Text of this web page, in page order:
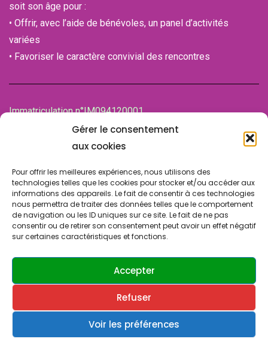
Gérer le consentement
aux cookies
Pour offrir les meilleures expériences, nous utilisons des
technologies telles que les cookies pour stocker et/ou accéder aux
informations des appareils. Le fait de consentir à ces technologies
nous permettra de traiter des données telles que le comportement
de navigation ou les ID uniques sur ce site. Le fait de ne pas
consentir ou de retirer son consentement peut avoir un effet négatif
sur certaines caractéristiques et fonctions.
Accepter
Refuser
Voir les préférences
soit son âge pour :
• Offrir, avec l’aide de bénévoles, un panel d’activités
variées
• Favoriser le caractère convivial des rencontres
Immatriculation n°IM094120001
de la Chambre des associations (CDA)
94100 SAINT-MAUR-DES-FOSSES
Design & Développement par
Politique de confidentialité
Cookies & vie privée